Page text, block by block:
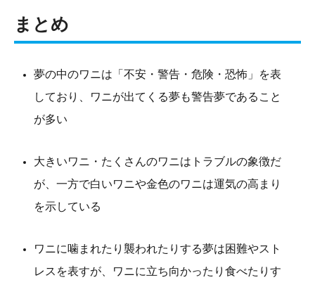
まとめ
夢の中のワニは「不安・警告・危険・恐怖」を表
しており、ワニが出てくる夢も警告夢であること
が多い
大きいワニ・たくさんのワニはトラブルの象徴だ
が、一方で白いワニや金色のワニは運気の高まり
を示している
ワニに噛まれたり襲われたりする夢は困難やスト
レスを表すが、ワニに立ち向かったり食べたりす